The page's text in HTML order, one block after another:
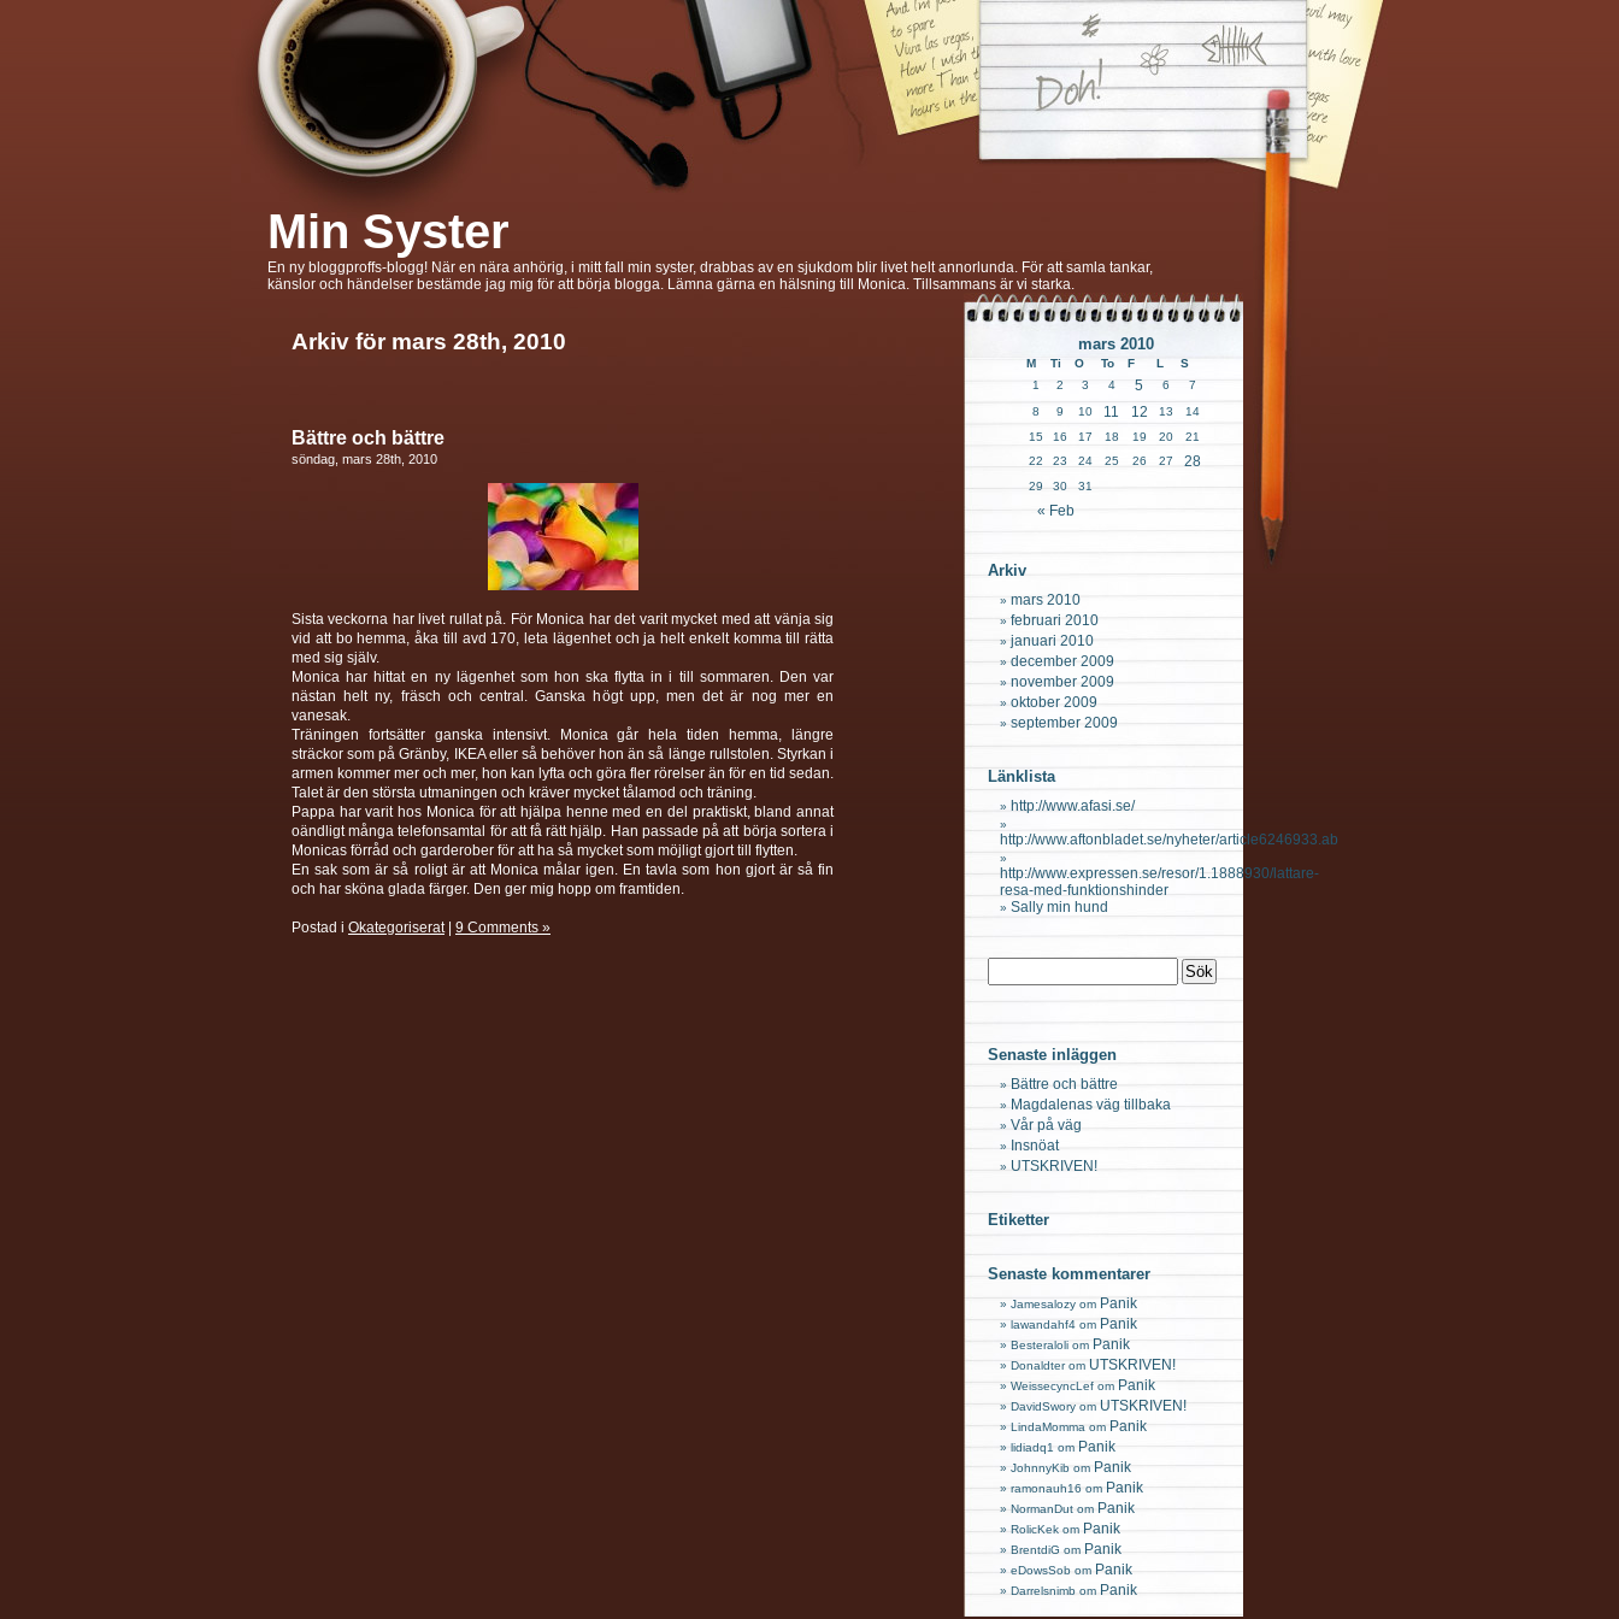
Min Syster
En ny bloggproffs-blogg! När en nära anhörig, i mitt fall min syster, drabbas av en sjukdom blir livet helt annorlunda. För att samla tankar,
känslor och händelser bestämde jag mig för att börja blogga. Lämna gärna en hälsning till Monica. Tillsammans är vi starka.
Arkiv för mars 28th, 2010
Bättre och bättre
söndag, mars 28th, 2010
Sista veckorna har livet rullat på. För Monica har det varit mycket med att vänja sig
vid att bo hemma, åka till avd 170, leta lägenhet och ja helt enkelt komma till rätta
med sig själv.
Monica har hittat en ny lägenhet som hon ska flytta in i till sommaren. Den var
nästan helt ny, fräsch och central. Ganska högt upp, men det är nog mer en
vanesak.
Träningen fortsätter ganska intensivt. Monica går hela tiden hemma, längre
sträckor som på Gränby, IKEA eller så behöver hon än så länge rullstolen. Styrkan i
armen kommer mer och mer, hon kan lyfta och göra fler rörelser än för en tid sedan.
Talet är den största utmaningen och kräver mycket tålamod och träning.
Pappa har varit hos Monica för att hjälpa henne med en del praktiskt, bland annat
oändligt många telefonsamtal för att få rätt hjälp. Han passade på att börja sortera i
Monicas förråd och garderober för att ha så mycket som möjligt gjort till flytten.
En sak som är så roligt är att Monica målar igen. En tavla som hon gjort är så fin
och har sköna glada färger. Den ger mig hopp om framtiden.
Postad i Okategoriserat| 9 Comments »
mars 2010
M Ti O To F L S
« Feb
1 2 3 4 5 6
7
8
9 10 11 12 13
14
15
16 17 18 19 20
21
22
23 24 25 26 27 28
29 30 31
Arkiv
mars 2010
februari 2010
januari 2010
december 2009
november 2009
oktober 2009
september 2009
Länklista
http://www.afasi.se/
http://www.aftonbladet.se/nyheter/article6246933.ab
http://www.expressen.se/resor/1.1888930/lattare-
resa-med-funktionshinder
Sally min hund
Senaste inläggen
Bättre och bättre
Magdalenas väg tillbaka
Vår på väg
Insnöat
UTSKRIVEN!
Etiketter
Senaste kommentarer
Jamesalozy om Panik
lawandahf4 om Panik
Besteraloli om Panik
Donaldter om UTSKRIVEN!
WeissecyncLef om Panik
DavidSwory om UTSKRIVEN!
LindaMomma om Panik
lidiadq1 om Panik
JohnnyKib om Panik
ramonauh16 om Panik
NormanDut om Panik
RolicKek om Panik
BrentdiG om Panik
eDowsSob om Panik
Darrelsnimb om Panik